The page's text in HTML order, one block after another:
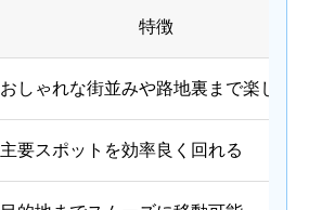
特徴
おしゃれな街並みや路地裏まで楽しめ
主要スポットを効率良く回れる